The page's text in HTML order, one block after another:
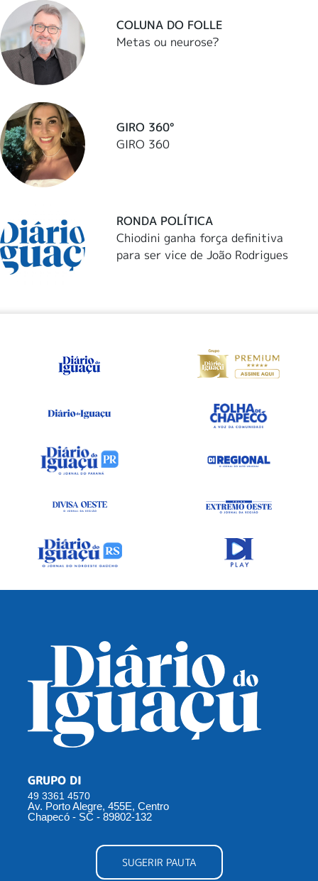
COLUNA DO FOLLE
Metas ou neurose?
GIRO 360°
GIRO 360
RONDA POLÍTICA
Chiodini ganha força definitiva
para ser vice de João Rodrigues
GRUPO DI
49 3361 4570
Av. Porto Alegre, 455E, Centro
Chapecó - SC - 89802-132
SUGERIR PAUTA